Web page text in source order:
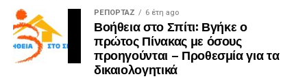
ΡΕΠΟΡΤΑΖ 6 έτη ago
Βοήθεια στο Σπίτι: Βγήκε ο
πρώτος Πίνακας με όσους
προηγούνται – Προθεσμία για τα
δικαιολογητικά